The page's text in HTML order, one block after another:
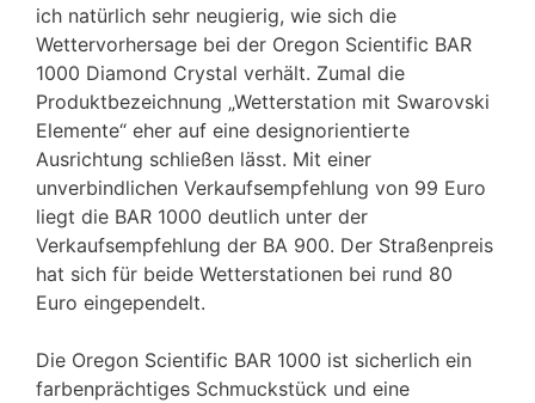
ich natürlich sehr neugierig, wie sich die
Wettervorhersage bei der Oregon Scientific BAR
1000 Diamond Crystal verhält. Zumal die
Produktbezeichnung „Wetterstation mit Swarovski
Elemente“ eher auf eine designorientierte
Ausrichtung schließen lässt. Mit einer
unverbindlichen Verkaufsempfehlung von 99 Euro
liegt die BAR 1000 deutlich unter der
Verkaufsempfehlung der BA 900. Der Straßenpreis
hat sich für beide Wetterstationen bei rund 80
Euro eingependelt.
Die Oregon Scientific BAR 1000 ist sicherlich ein
farbenprächtiges Schmuckstück und eine